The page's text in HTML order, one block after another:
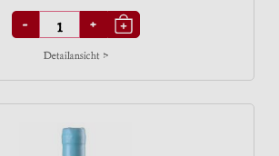
- +
Detailansicht >